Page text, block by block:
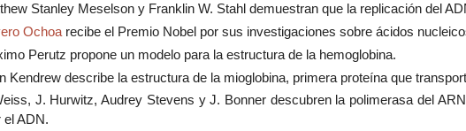
Stanley Meselson y Franklin W. Stahl demuestran que la replicación del
Ochoarecibe el Premio Nobel por sus investigaciones sobre ácidos
Perutz propone un modelo para la estructura de la hemoglobina.
Kendrew describe la estructura de la mioglobina, primera proteína que
J. Hurwitz, Audrey Stevens y J. Bonner descubren la polimerasa del
el ADN.